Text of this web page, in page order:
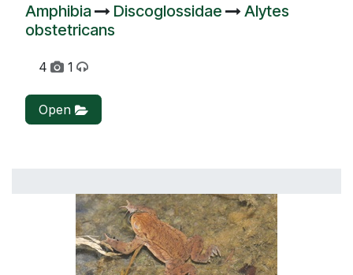
Amphibia Discoglossidae
Alytes
obstetricans
4 1
Open